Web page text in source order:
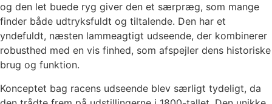
og den let buede ryg giver den et særpræg, som mange
finder både udtryksfuldt og tiltalende. Den har et
yndefuldt, næsten lammeagtigt udseende, der kombinerer
robusthed med en vis finhed, som afspejler dens historiske
brug og funktion.
Konceptet bag racens udseende blev særligt tydeligt, da